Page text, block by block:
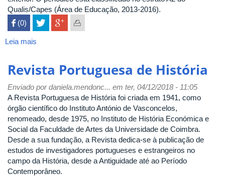
Qualis/Capes (Área de Educação, 2013-2016).
 (0)
Leia mais
História
Educação
Revista Portuguesa de História
Enviado pordaniela.mendonc... em ter, 04/12/2018 - 11:05
A Revista Portuguesa de História foi criada em 1941, como
órgão científico do Instituto António de Vasconcelos,
renomeado, desde 1975, no Instituto de História Económica e
Social da Faculdade de Artes da Universidade de Coimbra.
Desde a sua fundação, a Revista dedica-se à publicação de
estudos de investigadores portugueses e estrangeiros no
campo da História, desde a Antiguidade até ao Período
Contemporâneo.